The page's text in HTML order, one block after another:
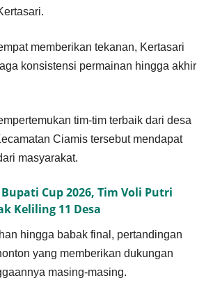
memberikan tekanan, Kertasari
konsistensi permainan hingga akhir
tim-tim terbaik dari desa
Ciamis tersebut mendapat
masyarakat.
Cup 2026, Tim Voli Putri
Keliling 11 Desa
hingga babak final, pertandingan
yang memberikan dukungan
masing-masing.